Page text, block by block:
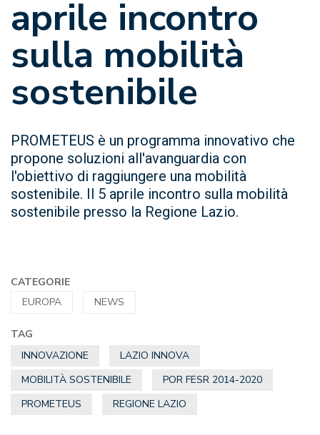
aprile incontro
sulla mobilità
sostenibile
PROMETEUS è un programma innovativo che
propone soluzioni all'avanguardia con
l'obiettivo di raggiungere una mobilità
sostenibile. Il 5 aprile incontro sulla mobilità
sostenibile presso la Regione Lazio.
CATEGORIE
EUROPA
NEWS
TAG
INNOVAZIONE
LAZIO INNOVA
MOBILITÀ SOSTENIBILE
POR FESR 2014-2020
PROMETEUS
REGIONE LAZIO